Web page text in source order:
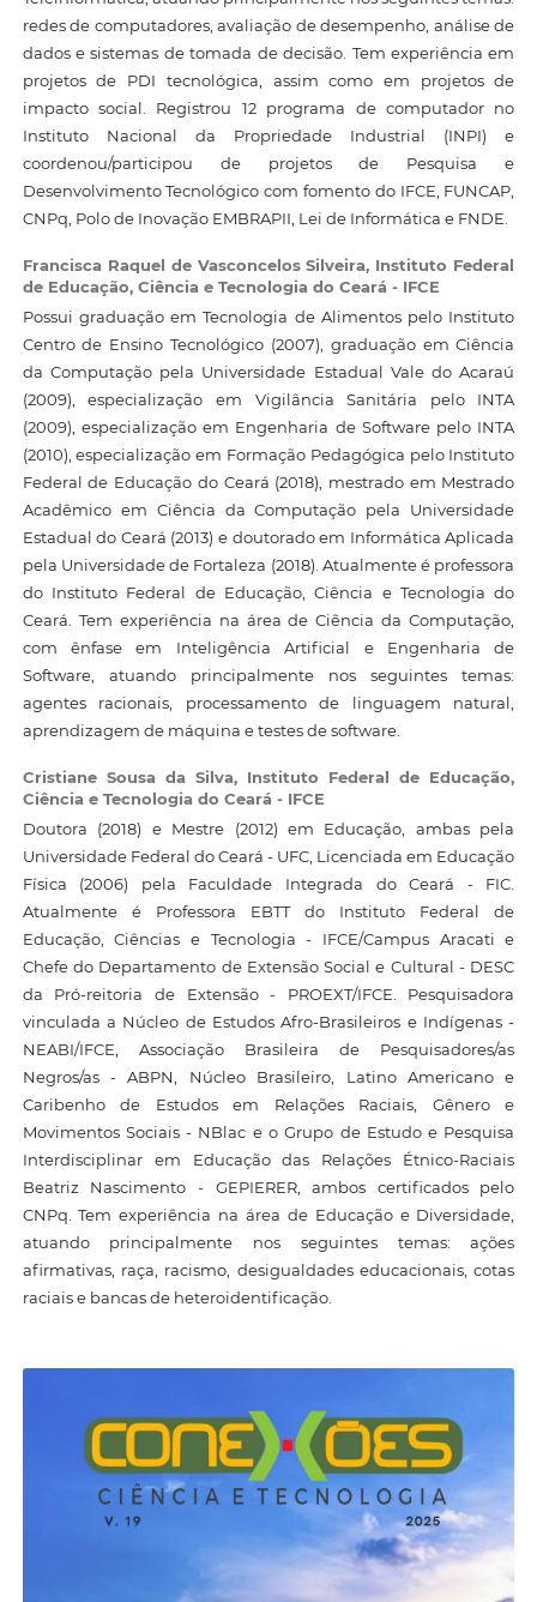
redes de computadores, avaliação de desempenho, análise de
dados e sistemas de tomada de decisão. Tem experiência em
projetos de PDI tecnológica, assim como em projetos de
impacto social. Registrou 12 programa de computador no
Instituto Nacional da Propriedade Industrial (INPI) e
coordenou/participou de projetos de Pesquisa e
Desenvolvimento Tecnológico com fomento do IFCE, FUNCAP,
CNPq, Polo de Inovação EMBRAPII, Lei de Informática e FNDE.
Francisca Raquel de Vasconcelos Silveira, Instituto Federal
de Educação, Ciência e Tecnologia do Ceará - IFCE
Possui graduação em Tecnologia de Alimentos pelo Instituto
Centro de Ensino Tecnológico (2007), graduação em Ciência
da Computação pela Universidade Estadual Vale do Acaraú
(2009), especialização em Vigilância Sanitária pelo INTA
(2009), especialização em Engenharia de Software pelo INTA
(2010), especialização em Formação Pedagógica pelo Instituto
Federal de Educação do Ceará (2018), mestrado em Mestrado
Acadêmico em Ciência da Computação pela Universidade
Estadual do Ceará (2013) e doutorado em Informática Aplicada
pela Universidade de Fortaleza (2018). Atualmente é professora
do Instituto Federal de Educação, Ciência e Tecnologia do
Ceará. Tem experiência na área de Ciência da Computação,
com ênfase em Inteligência Artificial e Engenharia de
Software, atuando principalmente nos seguintes temas:
agentes racionais, processamento de linguagem natural,
aprendizagem de máquina e testes de software.
Cristiane Sousa da Silva, Instituto Federal de Educação,
Ciência e Tecnologia do Ceará - IFCE
Doutora (2018) e Mestre (2012) em Educação, ambas pela
Universidade Federal do Ceará - UFC, Licenciada em Educação
Física (2006) pela Faculdade Integrada do Ceará - FIC.
Atualmente é Professora EBTT do Instituto Federal de
Educação, Ciências e Tecnologia - IFCE/Campus Aracati e
Chefe do Departamento de Extensão Social e Cultural - DESC
da Pró-reitoria de Extensão - PROEXT/IFCE. Pesquisadora
vinculada a Núcleo de Estudos Afro-Brasileiros e Indígenas -
NEABI/IFCE, Associação Brasileira de Pesquisadores/as
Negros/as - ABPN, Núcleo Brasileiro, Latino Americano e
Caribenho de Estudos em Relações Raciais, Gênero e
Movimentos Sociais - NBlac e o Grupo de Estudo e Pesquisa
Interdisciplinar em Educação das Relações Étnico-Raciais
Beatriz Nascimento - GEPIERER, ambos certificados pelo
CNPq. Tem experiência na área de Educação e Diversidade,
atuando principalmente nos seguintes temas: ações
afirmativas, raça, racismo, desigualdades educacionais, cotas
raciais e bancas de heteroidentificação.